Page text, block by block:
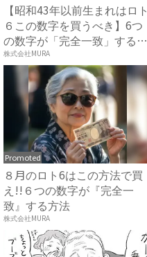
【昭和43年以前生まれはロト
６この数字を買うべき】6つ
の数字が「完全一致」する
方...
株式会社MURA
Promoted
８月のロト6はこの方法で買
え!!６つの数字が『完全一
致』する方法
株式会社MURA